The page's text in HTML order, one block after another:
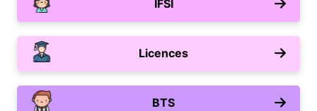
IFSI
Licences
BTS